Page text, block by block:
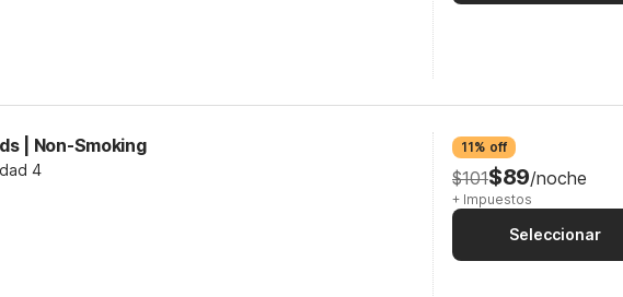
| Non-Smoking
4
11% off
$101$89/noche
+ Impuestos
Seleccionar